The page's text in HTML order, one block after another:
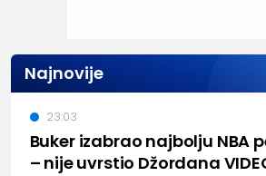
Najnovije
Buker izabrao najbolju NBA
– nije uvrstio Džordana
23:03